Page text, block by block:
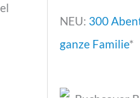
NEU: 300
ganze Familie*